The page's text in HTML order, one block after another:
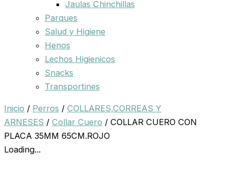
Jaulas Chinchillas
Parques
Salud y Higiene
Henos
Lechos Higienicos
Snacks
Transportines
Inicio / Perros / COLLARES,CORREAS Y
ARNESES / Collar Cuero / COLLAR CUERO CON
PLACA 35MM 65CM.ROJO
Loading...